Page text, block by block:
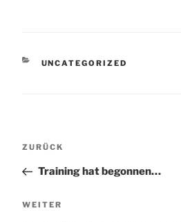
KATEGORIEN
UNCATEGORIZED
Vorheriger
ZURÜCK
Training hat begonnen…
Nächster
WEITER